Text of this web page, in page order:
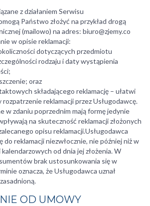
z działaniem Serwisu
Państwo złożyć na przykład drogą
(mailowo) na adres: biuro@zjemy.co
w opisie reklamacji:
dotyczących przedmiotu
rodzaju i daty wystąpienia
oraz
składającego reklamację – ułatwi
rozpatrzenie reklamacji przez Usługodawcę.
w zdaniu poprzednim mają formę jedynie
na skuteczność reklamacji złożonych
opisu reklamacji.Usługodawca
do reklamacji niezwłocznie, nie później niż w
od dnia jej złożenia. W
brak ustosunkowania się w
oznacza, że Usługodawca uznał
OD UMOWY